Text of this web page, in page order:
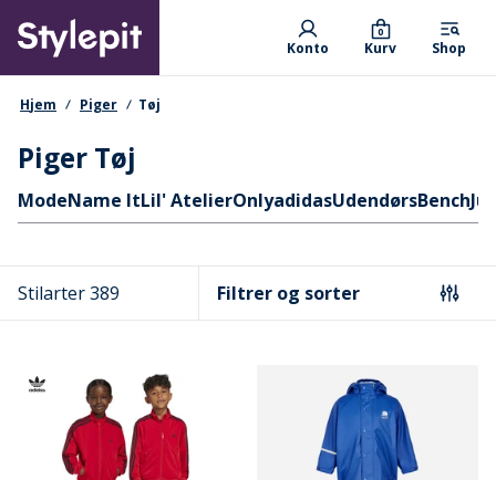
main
content
Primary departments
Konto Kurv
0
Shop
navigationssti
Hjem Piger Tøj
Piger Tøj
Hurtige links
ModeName ItLil' AtelierOnlyadidasUdendørsBench
Stilarter 389 Filtrer og sorter